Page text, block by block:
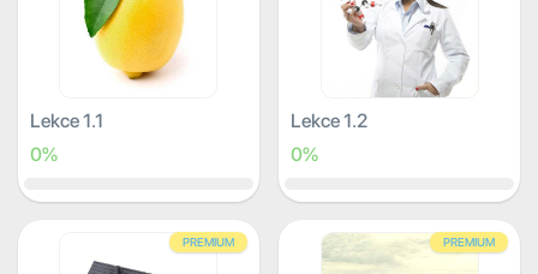
Lekce 1.1
0%
Lekce 1.2
0%
PREMIUM PREMIUM